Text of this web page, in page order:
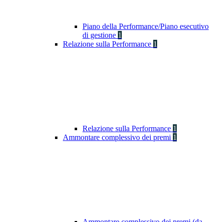
Piano della Performance/Piano esecutivo
di gestione 1
Relazione sulla Performance 1
Relazione sulla Performance 1
Ammontare complessivo dei premi 1